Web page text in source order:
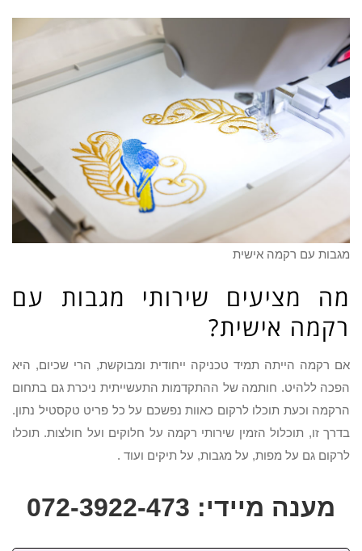
מגבות עם רקמה אישית
מה מציעים שירותי מגבות עם
רקמה אישית?
אם רקמה הייתה תמיד טכניקה ייחודית ומבוקשת, הרי שכיום, היא
הפכה ללהיט. חותמה של ההתקדמות התעשייתית ניכרת גם בתחום
הרקמה וכעת תוכלו לרקום כאוות נפשכם על כל פריט טקסטיל נתון.
בדרך זו, תוכלול הזמין שירותי רקמה על חלוקים ועל חולצות. תוכלו
לרקום גם על מפות, על מגבות, על תיקים ועוד .
מענה מיידי: 072-3922-473